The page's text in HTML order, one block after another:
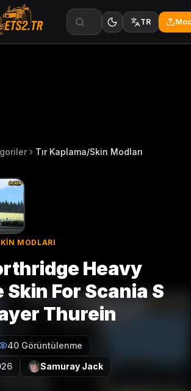
TR
Tır Kaplama/Skin Modları
MODLARI
Heavy
Skin For Scania S
Thurein
40 Görüntülenme
Samuray Jack